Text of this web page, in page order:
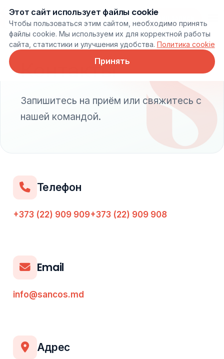
Онлайн запись
Контакты
Запишитесь на приём или свяжитесь с
нашей командой.
Телефон
+373 (22) 909 909+373 (22) 909 908
Email
info@sancos.md
Адрес
Этот сайт использует файлы cookie
Чтобы пользоваться этим сайтом, необходимо принять
файлы cookie. Мы используем их для корректной работы
сайта, статистики и улучшения удобства. Политика cookie
Принять